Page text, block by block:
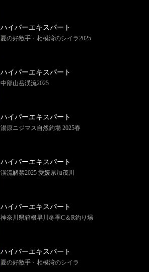
ハイパーエキスパート
夏の好敵手・相模湾のシイラ2025
ハイパーエキスパート
中部山岳渓流2025
ハイパーエキスパート
湯原ニジマス自然釣場 2025春
ハイパーエキスパート
渓流解禁2025 愛媛県加茂川
ハイパーエキスパート
神奈川県箱根早川冬季C＆R釣り場
ハイパーエキスパート
夏の好敵手・相模湾のシイラ